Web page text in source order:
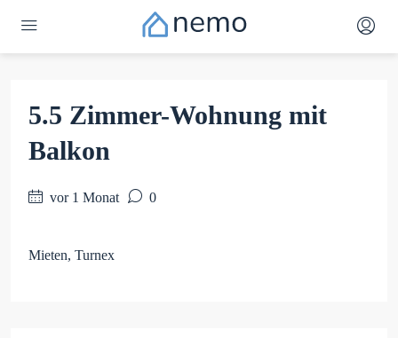
5.5 Zimmer-Wohnung mit
Balkon
vor 1 Monat 0
Mieten, Turnex